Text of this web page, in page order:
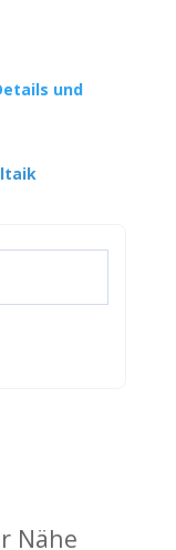
und
Nähe